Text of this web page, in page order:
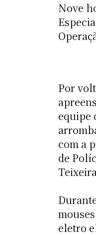
Nove
Por
equipe
com a
de
eletro